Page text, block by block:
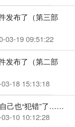
发布了（第三部
03-19 09:51:22
发布了（第二部
18 15:13:18
己也“犯错”了……
10 10:12:28